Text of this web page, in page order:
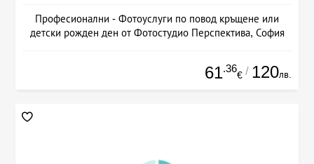
Професионални - Фотоуслуги по повод кръщене или
детски рожден ден от Фотостудио Перспектива, София
61.36
€ / 120лв.